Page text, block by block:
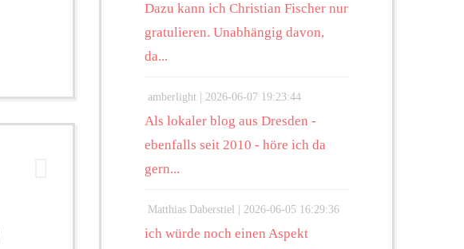
Dazu kann ich Christian Fischer nur
gratulieren. Unabhängig davon,
da...
amberlight | 2026-06-07 19:23:44
Als lokaler blog aus Dresden -
ebenfalls seit 2010 - höre ich da
gern...
Matthias Daberstiel | 2026-06-05 16:29:36
ich würde noch einen Aspekt